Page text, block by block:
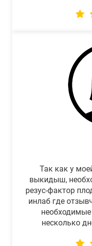
Так как у
выкидыш,
резус-фактор
инлаб где
несколько